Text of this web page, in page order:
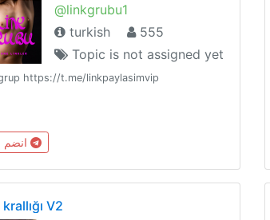
@linkgrubu1
turkish
555
Topic is not assigned yet
https://t.me/linkpaylasimvip
V2